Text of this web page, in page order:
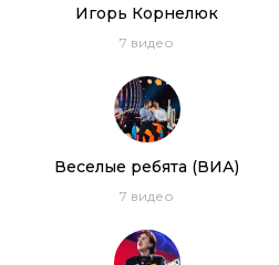
Игорь Корнелюк
7 видео
Веселые ребята (ВИА)
7 видео